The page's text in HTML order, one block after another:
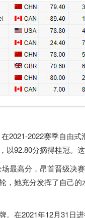
2021-2022赛季自由
92.80分摘得桂冠。
最高分，昂首晋级决
，她充分发挥了自己
。在2021年12月31日